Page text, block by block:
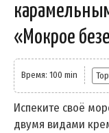
«Мокрое
Время: 100 min
Испеките своё
двумя видами